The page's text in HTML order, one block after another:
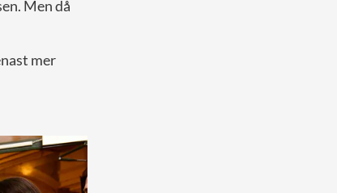
Men då
mer